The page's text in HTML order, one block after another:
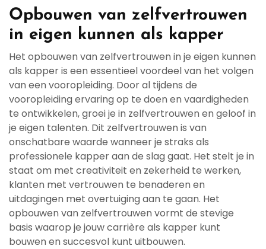
Opbouwen van zelfvertrouwen
in eigen kunnen als kapper
Het opbouwen van zelfvertrouwen in je eigen kunnen
als kapper is een essentieel voordeel van het volgen
van een vooropleiding. Door al tijdens de
vooropleiding ervaring op te doen en vaardigheden
te ontwikkelen, groei je in zelfvertrouwen en geloof in
je eigen talenten. Dit zelfvertrouwen is van
onschatbare waarde wanneer je straks als
professionele kapper aan de slag gaat. Het stelt je in
staat om met creativiteit en zekerheid te werken,
klanten met vertrouwen te benaderen en
uitdagingen met overtuiging aan te gaan. Het
opbouwen van zelfvertrouwen vormt de stevige
basis waarop je jouw carrière als kapper kunt
bouwen en succesvol kunt uitbouwen.